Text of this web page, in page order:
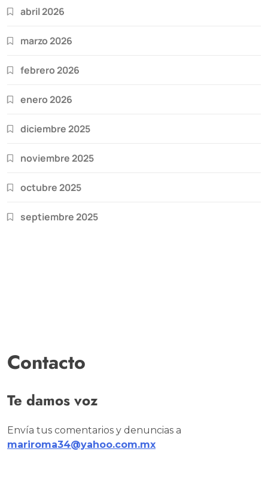
abril 2026
marzo 2026
febrero 2026
enero 2026
diciembre 2025
noviembre 2025
octubre 2025
septiembre 2025
Contacto
Te damos voz
Envía tus comentarios y denuncias a
mariroma34@yahoo.com.mx